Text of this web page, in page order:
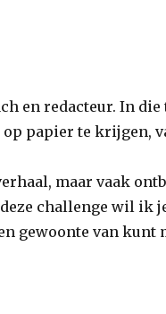
en redacteur. In
papier te krijgen,
maar vaak
challenge wil ik
gewoonte van kunt